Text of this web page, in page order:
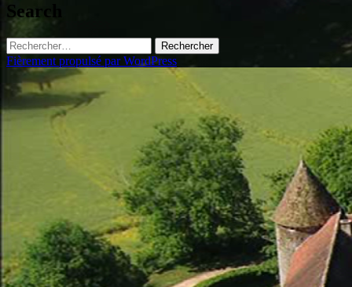
Search
Rechercher :
Fièrement propulsé par WordPress